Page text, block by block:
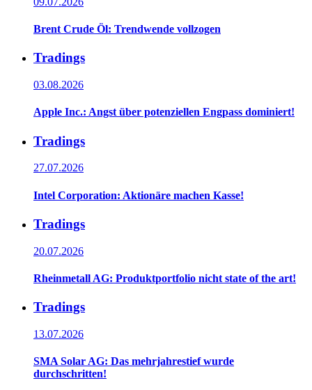
Brent Crude Öl: Trendwende vollzogen
Tradings
03.08.2026
Apple Inc.: Angst über potenziellen Engpass dominiert!
Tradings
27.07.2026
Intel Corporation: Aktionäre machen Kasse!
Tradings
20.07.2026
Rheinmetall AG: Produktportfolio nicht state of the art!
Tradings
13.07.2026
SMA Solar AG: Das mehrjahrestief wurde
durchschritten!